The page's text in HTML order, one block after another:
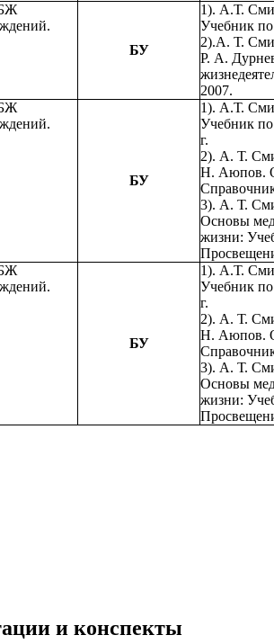
БУ
1). А.Т.
Учебник
2).А. Т.
Р. А.
2007.
БУ
1). А.Т.
Учебник
г.
2). А. Т.
Н. Аюпов.
3). А. Т.
Основы
жизни:
БУ
1). А.Т.
Учебник
г.
2). А. Т.
Н. Аюпов.
3). А. Т.
Основы
жизни:
и конспекты